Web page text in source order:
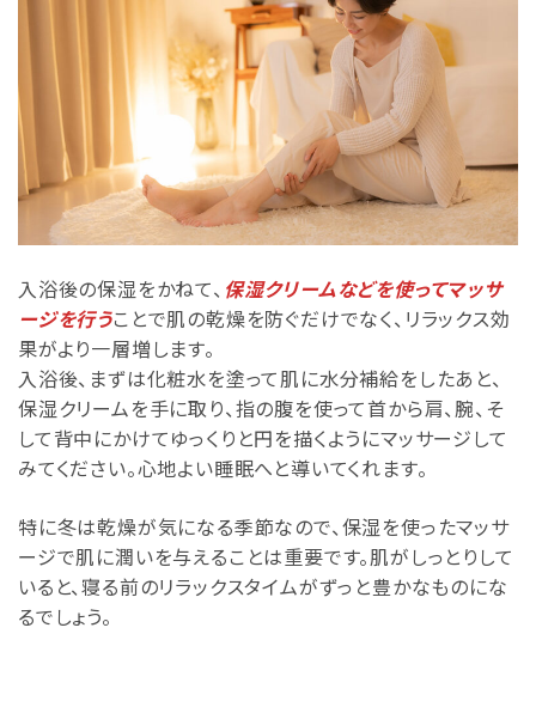
入浴後の保湿をかねて、 保湿クリームなどを使ってマッサ
ージを行うことで肌の乾燥を防ぐだけでなく、リラックス効
果がより一層増します。
入浴後、まずは化粧水を塗って肌に水分補給をしたあと、
保湿クリームを手に取り、指の腹を使って首から肩、腕、そ
して背中にかけてゆっくりと円を描くようにマッサージして
みてください。心地よい睡眠へと導いてくれます。
特に冬は乾燥が気になる季節なので、保湿を使ったマッサ
ージで肌に潤いを与えることは重要です。肌がしっとりして
いると、寝る前のリラックスタイムがずっと豊かなものにな
るでしょう。